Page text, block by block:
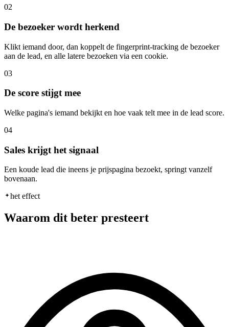
02
De bezoeker wordt herkend
Klikt iemand door, dan koppelt de fingerprint-tracking de bezoeker
aan de lead, en alle latere bezoeken via een cookie.
03
De score stijgt mee
Welke pagina's iemand bekijkt en hoe vaak telt mee in de lead score.
04
Sales krijgt het signaal
Een koude lead die ineens je prijspagina bezoekt, springt vanzelf
bovenaan.
het effect
Waarom dit beter presteert